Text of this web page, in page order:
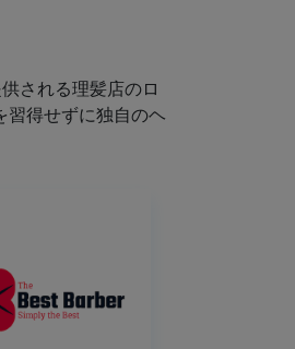
される理髪店のロ
習得せずに独自のヘ